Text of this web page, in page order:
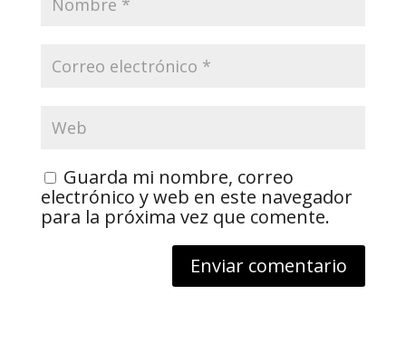
Guarda mi nombre, correo
electrónico y web en este navegador
para la próxima vez que comente.